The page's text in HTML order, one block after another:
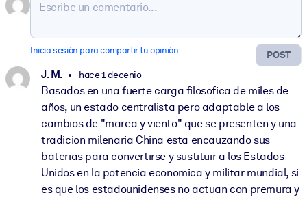
POST
Inicia sesión para compartir tu opinión
J. M. hace 1 decenio
Basados en una fuerte carga filosofica de miles de
años, un estado centralista pero adaptable a los
cambios de "marea y viento" que se presenten y una
tradicion milenaria China esta encauzando sus
baterias para convertirse y sustituir a los Estados
Unidos en la potencia economica y militar mundial, si
es que los estadounidenses no actuan con premura y